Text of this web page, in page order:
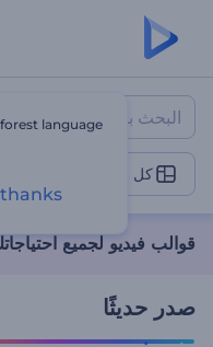
قوالب فيديو
كل النماذج
قوالب فيديو لجميع
صدر حديثًا
language